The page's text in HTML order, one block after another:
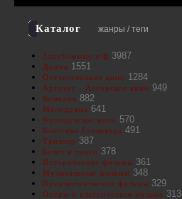
Каталог жанры / теги
Зарубежные х/ф 3987
Драма 1551
Отечественное кино 1284
Артхаус - Авторское кино 949
Комедия 882
Мелодрама 641
Французское кино 570
Классика Голливуда 491
Триллер 387
Балет и танец 378
Исторические фильмы 361
Музыкальные фильмы 348
Приключенческие фильмы 329
Оперы и классическая музыка 313